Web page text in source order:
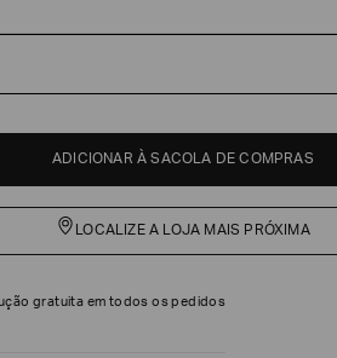
ADICIONAR À SACOLA DE COMPRAS
LOCALIZE A LOJA MAIS PRÓXIMA
gratuita em todos os pedidos